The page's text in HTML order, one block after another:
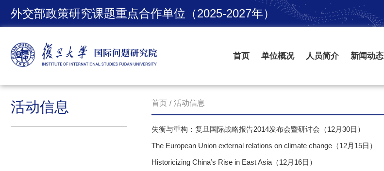
外交部政策研究课题重点合作单位（2025-2027年）
首页 单位概况 人员简介 新闻动态
活动信息 首页 / 活动信息
失衡与重构：复旦国际战略报告2014发布会暨研讨会（12月30日）
The European Union external relations on climate change（12月15日）
Historicizing China’s Rise in East Asia（12月16日）